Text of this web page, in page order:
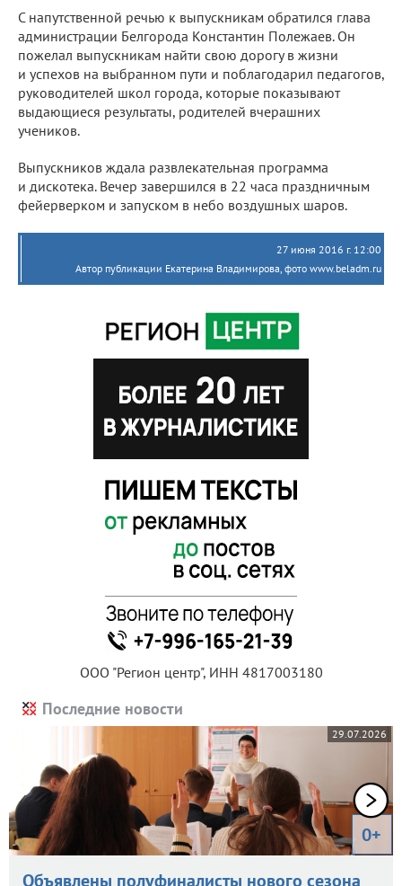
С напутственной речью к выпускникам обратился глава
администрации Белгорода Константин Полежаев. Он
пожелал выпускникам найти свою дорогу в жизни
и успехов на выбранном пути и поблагодарил педагогов,
руководителей школ города, которые показывают
выдающиеся результаты, родителей вчерашних
учеников.
Выпускников ждала развлекательная программа
и дискотека. Вечер завершился в 22 часа праздничным
фейерверком и запуском в небо воздушных шаров.
27 июня 2016 г. 12:00
Автор публикации Екатерина Владимирова, фото www.beladm.ru
ООО "Регион центр", ИНН 4817003180
Последние новости
29.07.2026
0+
Объявлены полуфиналисты нового сезона